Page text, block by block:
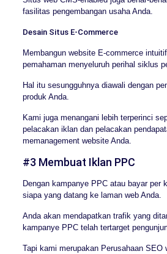
fasilitas pengembangan usaha Anda.
Desain Situs E-Commerce
Membangun website E-commerce
pemahaman menyeluruh perihal siklus
Hal itu sesungguhnya diawali dengan
produk Anda.
Kami juga menangani lebih terperinci
pelacakan iklan dan pelacakan
memanagement website Anda.
#3 Membuat Iklan PPC
Dengan kampanye PPC atau bayar per
siapa yang datang ke laman web Anda.
Anda akan mendapatkan trafik yang
kampanye PPC telah tertarget
Tapi kami merupakan Perusahaan SEO